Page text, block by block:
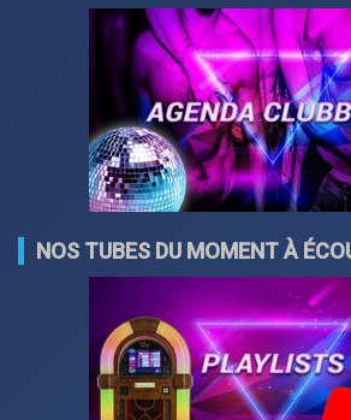
NOS TUBES DU MOMENT À